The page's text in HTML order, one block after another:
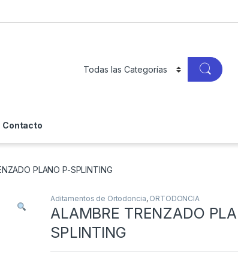
Contacto
PLANO P-SPLINTING
Aditamentos de Ortodoncia, ORTODONCIA
ALAMBRE TRENZADO
SPLINTING